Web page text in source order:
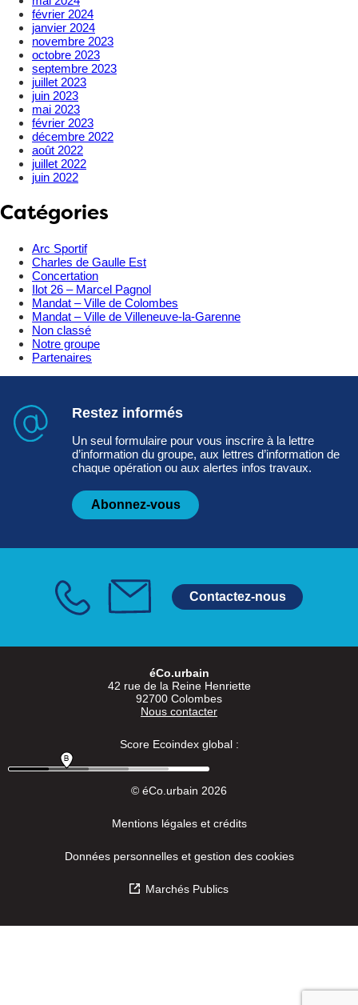
février 2024
janvier 2024
novembre 2023
octobre 2023
septembre 2023
juillet 2023
juin 2023
mai 2023
février 2023
décembre 2022
août 2022
juillet 2022
juin 2022
Catégories
Arc Sportif
Charles de Gaulle Est
Concertation
Ilot 26 – Marcel Pagnol
Mandat – Ville de Colombes
Mandat – Ville de Villeneuve-la-Garenne
Non classé
Notre groupe
Partenaires
Restez informés
Un seul formulaire pour vous inscrire à la lettre
d’information du groupe, aux lettres d’information de
chaque opération ou aux alertes infos travaux.
Abonnez-vous
Contactez-nous
éCo.urbain
42 rue de la Reine Henriette
92700 Colombes
Nous contacter
Score Ecoindex global :
© éCo.urbain 2026
Mentions légales et crédits
Données personnelles et gestion des cookies
Marchés Publics